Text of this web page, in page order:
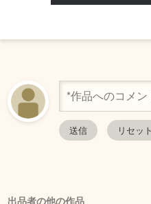
出品者の他の作品